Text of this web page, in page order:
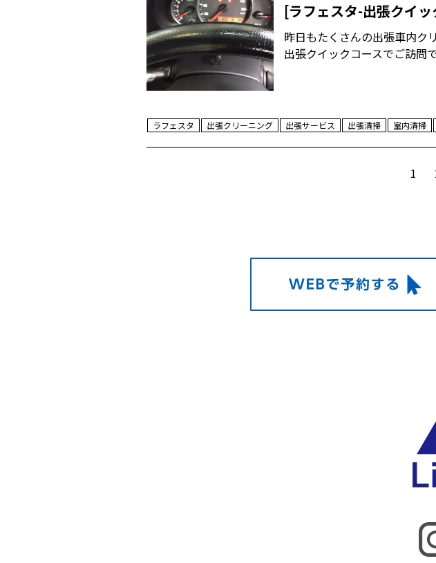
[ラフェスタ-出張クイ
昨日もたくさんの出張車内ク
出張クイックコースでご訪
ラフェスタ 出張クリーニング 出張サービス 出張清掃 室内清掃
1